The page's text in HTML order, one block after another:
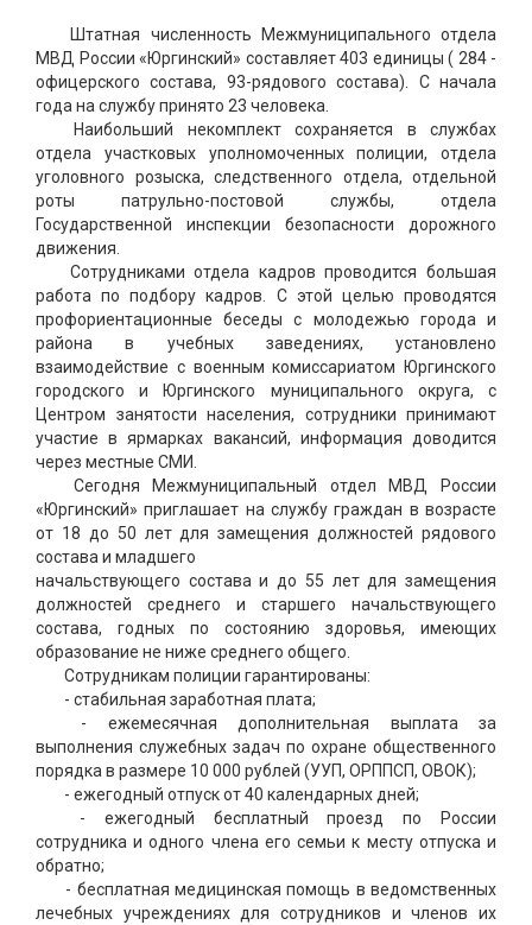
Штатная численность Межмуниципального отдела
МВД России «Юргинский» составляет 403 единицы ( 284 -
офицерского состава, 93-рядового состава). С начала
года на службу принято 23 человека.
Наибольший некомплект сохраняется в службах
отдела участковых уполномоченных полиции, отдела
уголовного розыска, следственного отдела, отдельной
роты патрульно-постовой службы, отдела
Государственной инспекции безопасности дорожного
движения.
Сотрудниками отдела кадров проводится большая
работа по подбору кадров. С этой целью проводятся
профориентационные беседы с молодежью города и
района в учебных заведениях, установлено
взаимодействие с военным комиссариатом Юргинского
городского и Юргинского муниципального округа, с
Центром занятости населения, сотрудники принимают
участие в ярмарках вакансий, информация доводится
через местные СМИ.
Сегодня Межмуниципальный отдел МВД России
«Юргинский» приглашает на службу граждан в возрасте
от 18 до 50 лет для замещения должностей рядового
состава и младшего
начальствующего состава и до 55 лет для замещения
должностей среднего и старшего начальствующего
состава, годных по состоянию здоровья, имеющих
образование не ниже среднего общего.
Сотрудникам полиции гарантированы:
- стабильная заработная плата;
- ежемесячная дополнительная выплата за
выполнения служебных задач по охране общественного
порядка в размере 10 000 рублей (УУП, ОРППСП, ОВОК);
- ежегодный отпуск от 40 календарных дней;
- ежегодный бесплатный проезд по России
сотрудника и одного члена его семьи к месту отпуска и
обратно;
- бесплатная медицинская помощь в ведомственных
лечебных учреждениях для сотрудников и членов их